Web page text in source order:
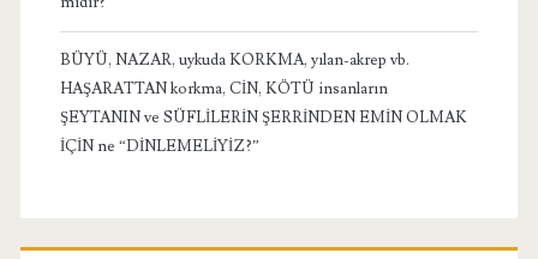
BÜYÜ, NAZAR, uykuda KORKMA, yılan-akrep vb.
HAŞARATTAN korkma, CİN, KÖTÜ insanların
ŞEYTANIN ve SÜFLİLERİN ŞERRİNDEN EMİN OLMAK
İÇİN ne “DİNLEMELİYİZ?”